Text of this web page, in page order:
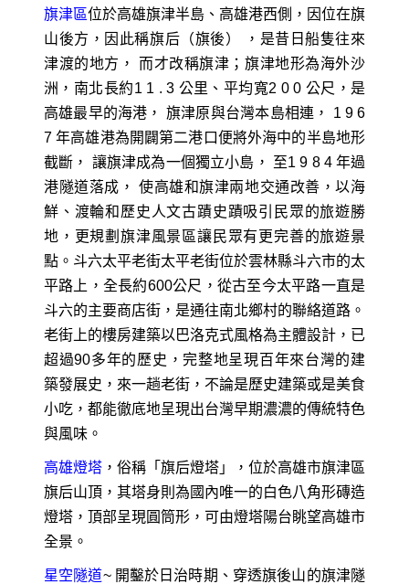
旗津區位於高雄旗津半島、高雄港西側，因位在旗
山後方，因此稱旗后（旗後） ，是昔日船隻往來
津渡的地方， 而才改稱旗津；旗津地形為海外沙
洲，南北長約1 1 . 3 公里、平均寬2 0 0 公尺，是
高雄最早的海港， 旗津原與台灣本島相連， 1 9 6
7 年高雄港為開闢第二港口便將外海中的半島地形
截斷， 讓旗津成為一個獨立小島， 至1 9 8 4 年過
港隧道落成， 使高雄和旗津兩地交通改善，以海
鮮、渡輪和歷史人文古蹟史蹟吸引民眾的旅遊勝
地，更規劃旗津風景區讓民眾有更完善的旅遊景
點。斗六太平老街太平老街位於雲林縣斗六市的太
平路上，全長約600公尺，從古至今太平路一直是
斗六的主要商店街，是通往南北鄉村的聯絡道路。
老街上的樓房建築以巴洛克式風格為主體設計，已
超過90多年的歷史，完整地呈現百年來台灣的建
築發展史，來一趟老街，不論是歷史建築或是美食
小吃，都能徹底地呈現出台灣早期濃濃的傳統特色
與風味。
高雄燈塔，俗稱「旗后燈塔」，位於高雄市旗津區
旗后山頂，其塔身則為國內唯一的白色八角形磚造
燈塔，頂部呈現圓筒形，可由燈塔陽台眺望高雄市
全景。
星空隧道~ 開鑿於日治時期、穿透旗後山的旗津隧